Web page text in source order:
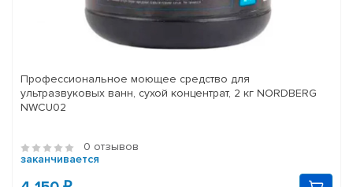
Профессиональное моющее средство для
ультразвуковых ванн, сухой концентрат, 2 кг NORDBERG
NWCU02
0 отзывов
заканчивается